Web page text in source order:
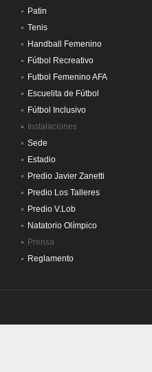
Patin
Tenis
Handball Femenino
Fútbol Recreativo
Futbol Femenino AFA
Escuelita de Fútbol
Fútbol Inclusivo
Instalaciones
Sede
Estadio
Predio Javier Zanetti
Predio Los Talleres
Predio V.Lob
Natatorio Olímpico
Prensa
Reglamento